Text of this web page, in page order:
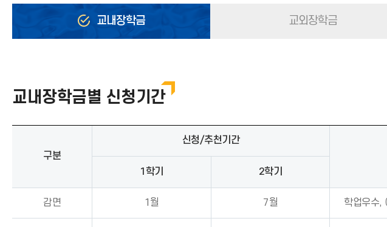
교내장학금 교외장학금
교내장학금별 신청기간
구분
신청/추천기간
1학기
2학기
감면 1월 7월 학업우수,